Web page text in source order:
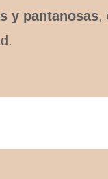
y pantanosas,